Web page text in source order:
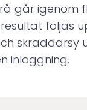
går
följas
skräddarsy
inloggning.